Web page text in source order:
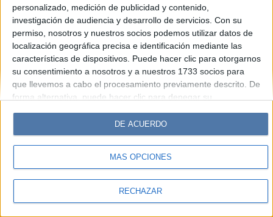
personalizado, medición de publicidad y contenido,
investigación de audiencia y desarrollo de servicios. Con su
permiso, nosotros y nuestros socios podemos utilizar datos de
localización geográfica precisa e identificación mediante las
características de dispositivos. Puede hacer clic para otorgarnos
su consentimiento a nosotros y a nuestros 1733 socios para
que llevemos a cabo el procesamiento previamente descrito. De
forma alternativa, puede hacer clic para denegar su
cambiar sus preferencias antes de otorgar su consentimiento.
Tenga en cuenta que algún procesamiento de sus datos
personales puede no requerir de su consentimiento, pero usted
tiene el derecho de rechazar tal procesamiento. Sus
sus preferencias o retirar su consentimiento en cualquier
MÁS OPCIONES
RECHAZAR
DE ACUERDO